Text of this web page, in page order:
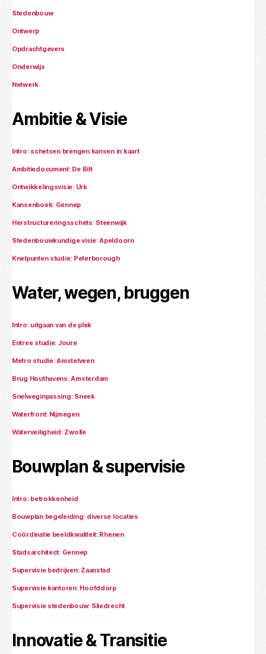
Stedenbouw
Ontwerp
Opdrachtgevers
Onderwijs
Netwerk
Ambitie & Visie
Intro: schetsen brengen kansen in kaart
Ambitiedocument: De Bilt
Ontwikkelingsvisie: Urk
Kansenboek: Gennep
Herstructureringsschets: Steenwijk
Stedenbouwkundige visie: Apeldoorn
Knelpunten studie: Peterborough
Water, wegen, bruggen
Intro: uitgaan van de plek
Entree studie: Joure
Metro studie: Amstelveen
Brug Houthavens: Amsterdam
Snelweginpassing: Sneek
Waterfront: Nijmegen
Waterveiligheid: Zwolle
Bouwplan & supervisie
Intro: betrokkenheid
Bouwplan begeleiding: diverse locaties
Coördinatie beeldkwaliteit: Rhenen
Stadsarchitect: Gennep
Supervisie bedrijven: Zaanstad
Supervisie kantoren: Hoofddorp
Supervisie stedenbouw: Sliedrecht
Innovatie & Transitie